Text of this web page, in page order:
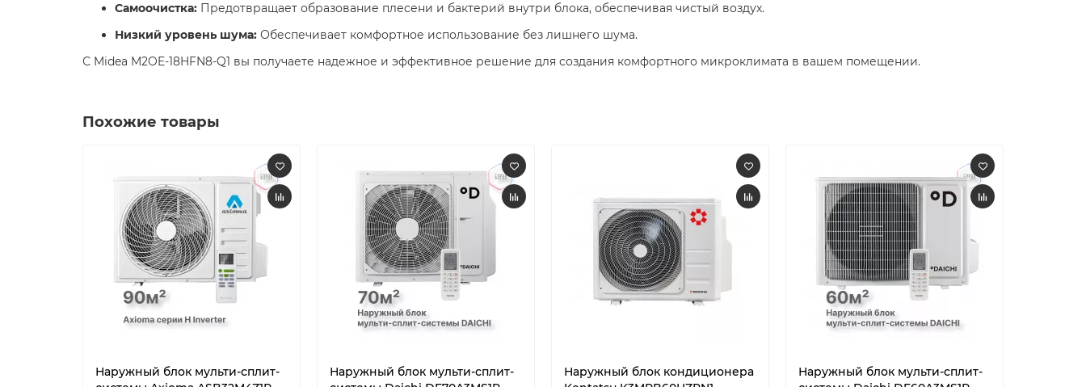
Самоочистка: Предотвращает образование плесени и бактерий внутри блока, обеспечивая чистый воздух.
Низкий уровень шума: Обеспечивает комфортное использование без лишнего шума.​
С Midea M2OE-18HFN8-Q1 вы получаете надежное и эффективное решение для создания комфортного микроклимата в вашем помещении.​
Похожие товары
Наружный блок мульти-сплит-
Наружный блок мульти-сплит-
Наружный блок кондиционера
Наружный блок мульти-сплит-